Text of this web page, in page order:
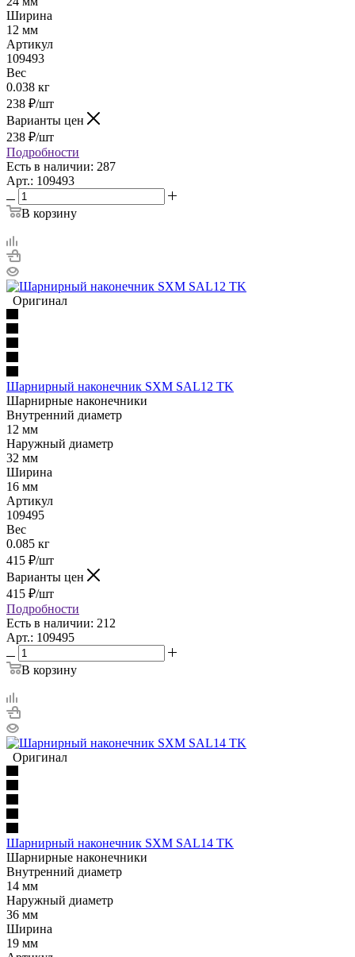
Ширина
12 мм
Артикул
109493
Вес
0.038 кг
238 ₽/шт
Варианты цен
238 ₽/шт
Подробности
Есть в наличии: 287
Арт.: 109493
В корзину
Оригинал
Шарнирный наконечник SXM SAL12 TK
Шарнирные наконечники
Внутренний диаметр
12 мм
Наружный диаметр
32 мм
Ширина
16 мм
Артикул
109495
Вес
0.085 кг
415 ₽/шт
Варианты цен
415 ₽/шт
Подробности
Есть в наличии: 212
Арт.: 109495
В корзину
Оригинал
Шарнирный наконечник SXM SAL14 TK
Шарнирные наконечники
Внутренний диаметр
14 мм
Наружный диаметр
36 мм
Ширина
19 мм